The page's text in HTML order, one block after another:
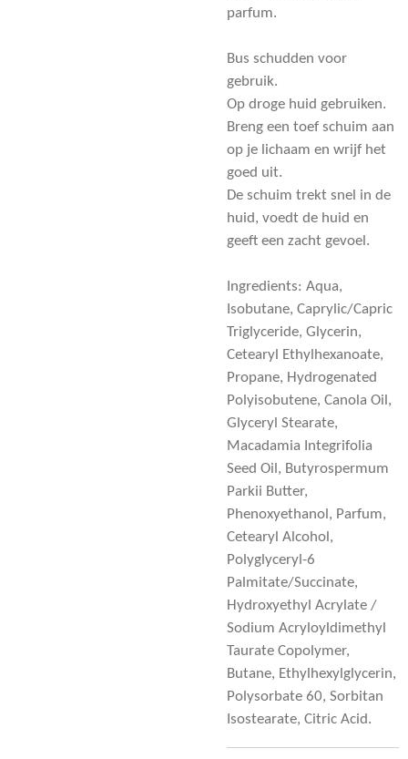
parfum.
Bus schudden voor
gebruik.
Op droge huid gebruiken.
Breng een toef schuim aan
op je lichaam en wrijf het
goed uit.
De schuim trekt snel in de
huid, voedt de huid en
geeft een zacht gevoel.
Ingredients: Aqua,
Isobutane, Caprylic/Capric
Triglyceride, Glycerin,
Cetearyl Ethylhexanoate,
Propane, Hydrogenated
Polyisobutene, Canola Oil,
Glyceryl Stearate,
Macadamia Integrifolia
Seed Oil, Butyrospermum
Parkii Butter,
Phenoxyethanol, Parfum,
Cetearyl Alcohol,
Polyglyceryl-6
Palmitate/Succinate,
Hydroxyethyl Acrylate /
Sodium Acryloyldimethyl
Taurate Copolymer,
Butane, Ethylhexylglycerin,
Polysorbate 60, Sorbitan
Isostearate, Citric Acid.